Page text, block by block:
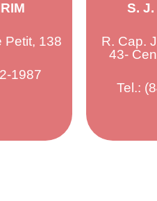
Petit, 138
1987
S. J.
R. Cap.
43-
Tel.: